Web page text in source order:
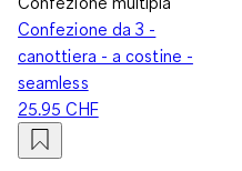
Confezione da 3 -
canottiera - a costine -
seamless
25.95 CHF